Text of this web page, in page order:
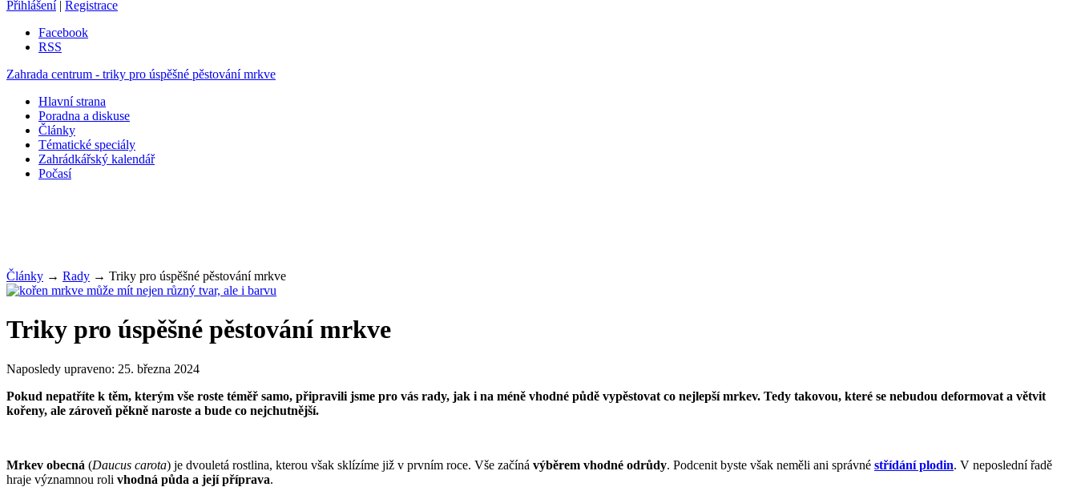
Přihlášení | Registrace
Facebook
RSS
Zahrada centrum - triky pro úspěšné pěstování mrkve
Hlavní strana
Poradna a diskuse
Články
Tématické speciály
Zahrádkářský kalendář
Počasí
Články → Rady → Triky pro úspěšné pěstování mrkve
Triky pro úspěšné pěstování mrkve
Naposledy upraveno: 25. března 2024
Pokud nepatříte k těm, kterým vše roste téměř samo, připravili jsme pro vás rady, jak i na méně vhodné půdě vypěstovat co nejlepší mrkev. Tedy takovou, které se nebudou deformovat a větvit
kořeny, ale zároveň pěkně naroste a bude co nejchutnější.
Mrkev obecná (Daucus carota) je dvouletá rostlina, kterou však sklízíme již v prvním roce. Vše začíná výběrem vhodné odrůdy. Podcenit byste však neměli ani správné střídání plodin. V neposlední řadě
hraje významnou roli vhodná půda a její příprava.